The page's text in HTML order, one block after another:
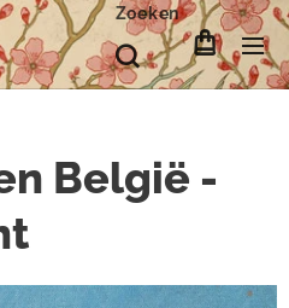
Zoeken
België -